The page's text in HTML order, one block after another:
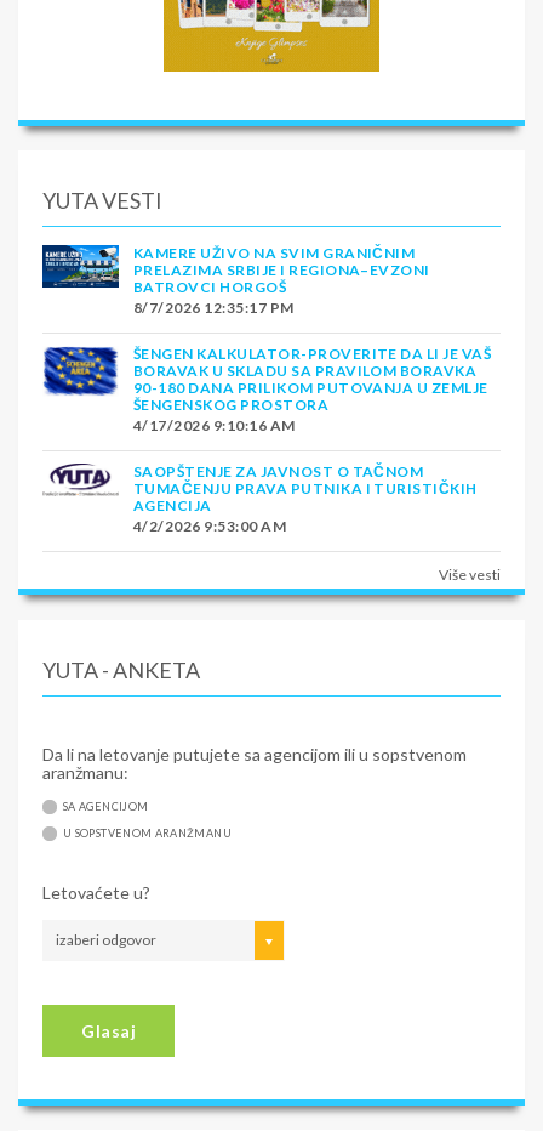
YUTA VESTI
KAMERE UŽIVO NA SVIM GRANIČNIM
PRELAZIMA SRBIJE I REGIONA–EVZONI
BATROVCI HORGOŠ
8/7/2026 12:35:17 PM
ŠENGEN KALKULATOR-PROVERITE DA LI JE VAŠ
BORAVAK U SKLADU SA PRAVILOM BORAVKA
90-180 DANA PRILIKOM PUTOVANJA U ZEMLJE
ŠENGENSKOG PROSTORA
4/17/2026 9:10:16 AM
SAOPŠTENJE ZA JAVNOST O TAČNOM
TUMAČENJU PRAVA PUTNIKA I TURISTIČKIH
AGENCIJA
4/2/2026 9:53:00 AM
Više vesti
YUTA - ANKETA
Da li na letovanje putujete sa agencijom ili u sopstvenom
aranžmanu:
SA AGENCIJOM
U SOPSTVENOM ARANŽMANU
Letovaćete u?
izaberi odgovor
Glasaj